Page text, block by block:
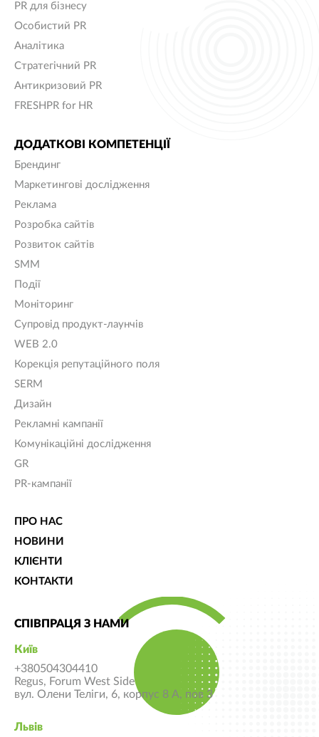
PR для бізнесу
Особистий PR
Аналітика
Стратегічний PR
Антикризовий PR
FRESHPR for HR
ДОДАТКОВІ КОМПЕТЕНЦІЇ
Брендинг
Маркетингові дослідження
Реклама
Розробка сайтів
Розвиток сайтів
SMM
Події
Моніторинг
Супровід продукт-лаунчів
WEB 2.0
Корекція репутаційного поля
SERM
Дизайн
Рекламні кампанії
Комунікаційні дослідження
GR
PR-кампанії
ПРО НАС
НОВИНИ
КЛІЄНТИ
КОНТАКТИ
СПІВПРАЦЯ З НАМИ
Київ
+380504304410
Regus, Forum West Side
вул. Олени Теліги, 6, корпус 8 А, пов 3
Львів